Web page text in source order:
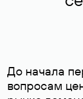
До начала
вопросам